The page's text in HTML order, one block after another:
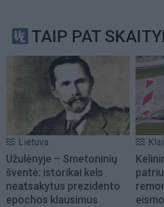
TAIP PAT
Lietuva
Užulėnyje – Smetoninių
šventė: istorikai kels
neatsakytus prezidento
epochos klausimus